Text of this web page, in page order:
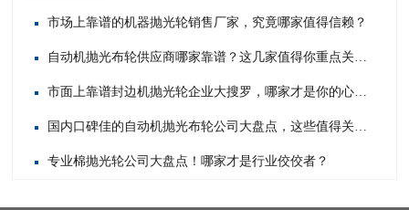
市场上靠谱的机器抛光轮销售厂家，究竟哪家值得信赖？
自动机抛光布轮供应商哪家靠谱？这几家值得你重点关注！
市面上靠谱封边机抛光轮企业大搜罗，哪家才是你的心头好？
国内口碑佳的自动机抛光布轮公司大盘点，这些值得关注！
专业棉抛光轮公司大盘点！哪家才是行业佼佼者？